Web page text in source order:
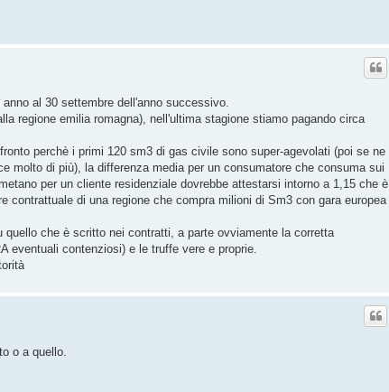
al 30 settembre dell'anno successivo.
regione emilia romagna), nell'ultima stagione stiamo pagando circa
perchè i primi 120 sm3 di gas civile sono super-agevolati (poi se ne
molto di più), la differenza media per un consumatore che consuma sui
per un cliente residenziale dovrebbe attestarsi intorno a 1,15 che è
di una regione che compra milioni di Sm3 con gara europea
che è scritto nei contratti, a parte ovviamente la corretta
eventuali contenziosi) e le truffe vere e proprie.
o a quello.